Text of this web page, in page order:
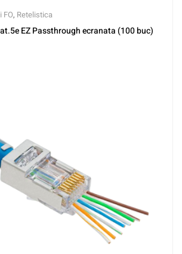
FO, Retelistica
EZ Passthrough ecranata (100 buc)